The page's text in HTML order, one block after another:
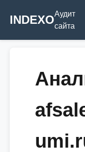
INDEXOАудит
сайта